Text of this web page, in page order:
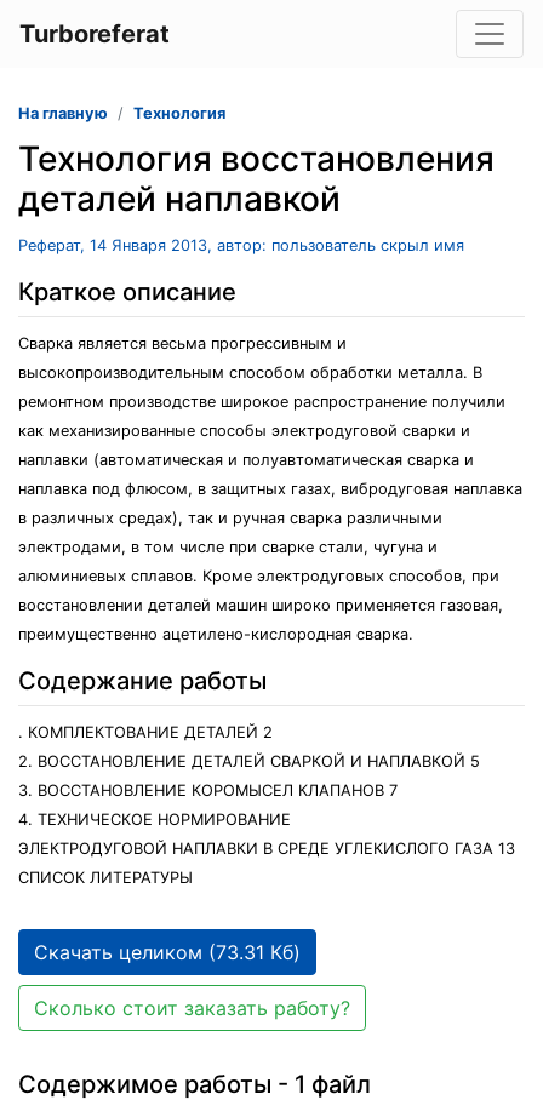
Turboreferat
На главную Технология
Технология восстановления
деталей наплавкой
Реферат, 14 Января 2013, автор: пользователь скрыл имя
Краткое описание
Сварка является весьма прогрессивным и
высокопроизводительным способом обработки металла. В
ремонтном производстве широкое распространение получили
как механизированные способы электродуговой сварки и
наплавки (автоматическая и полуавтоматическая сварка и
наплавка под флюсом, в защитных газах, вибродуговая наплавка
в различных средах), так и ручная сварка различными
электродами, в том числе при сварке стали, чугуна и
алюминиевых сплавов. Кроме электродуговых способов, при
восстановлении деталей машин широко применяется газовая,
преимущественно ацетилено-кислородная сварка.
Содержание работы
. КОМПЛЕКТОВАНИЕ ДЕТАЛЕЙ 2
2. ВОССТАНОВЛЕНИЕ ДЕТАЛЕЙ СВАРКОЙ И НАПЛАВКОЙ 5
3. ВОССТАНОВЛЕНИЕ КОРОМЫСЕЛ КЛАПАНОВ 7
4. ТЕХНИЧЕСКОЕ НОРМИРОВАНИЕ
ЭЛЕКТРОДУГОВОЙ НАПЛАВКИ В СРЕДЕ УГЛЕКИСЛОГО ГАЗА 13
СПИСОК ЛИТЕРАТУРЫ
Скачать целиком (73.31 Кб)
Сколько стоит заказать работу?
Содержимое работы - 1 файл